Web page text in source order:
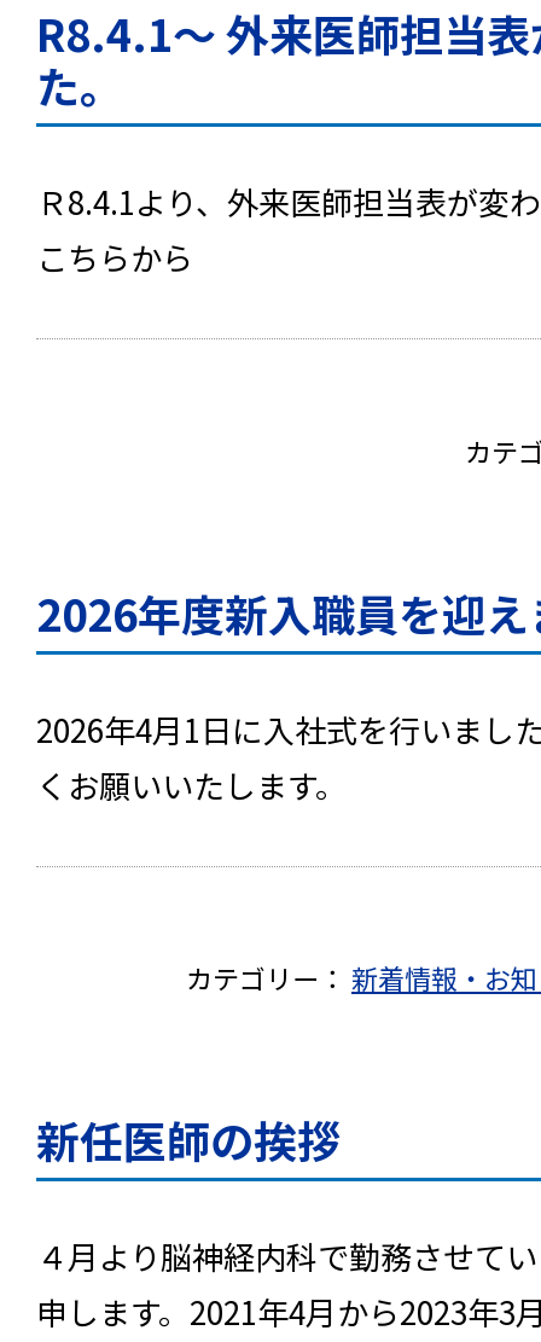
R8.4.1～ 外来医師担当
た。
Ｒ8.4.1より、外来医師担当表が変
こちらから
カテ
2026年度新入職員を迎
2026年4月1日に入社式を行いまし
くお願いいたします。
カテゴリー： 新着情報・お
新任医師の挨拶
４月より脳神経内科で勤務させて
申します。2021年4月から2023年3